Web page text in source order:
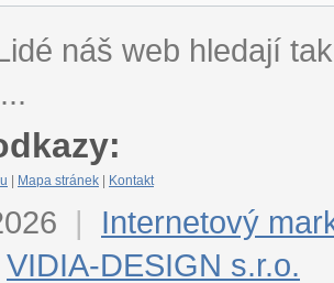
náš web hledají
Mapa stránek Kontakt
|
Internetový
VIDIA-DESIGN s.r.o.